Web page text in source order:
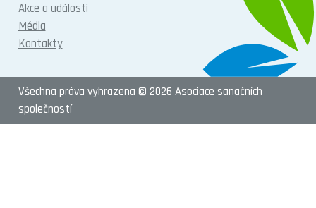
Akce a události
Média
Kontakty
Všechna práva vyhrazena © 2026 Asociace sanačních
společností